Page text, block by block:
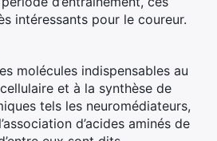
intéressants pour le coureur.
molécules indispensables au
et à la synthèse de
tels les neuromédiateurs,
d’acides aminés de